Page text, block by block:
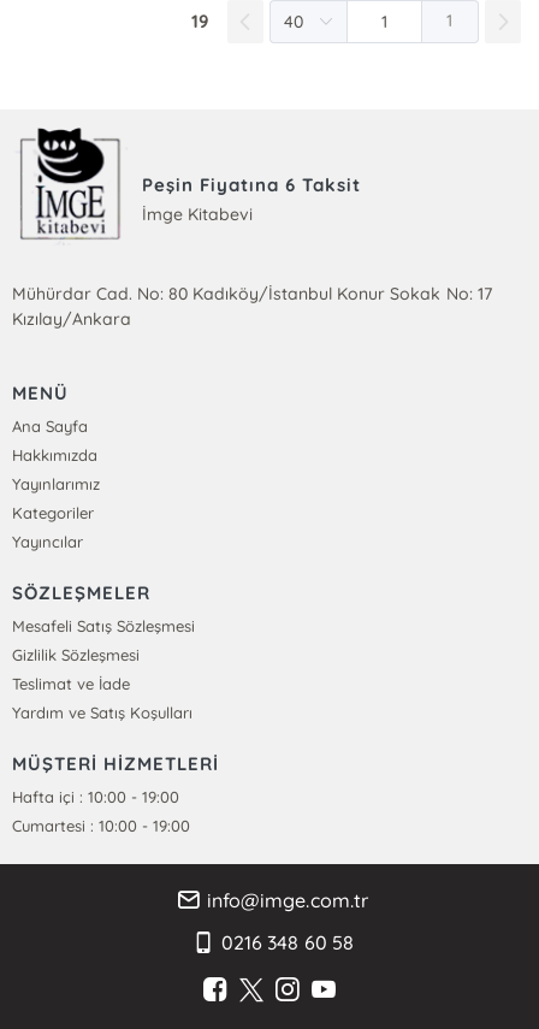
19 1
Peşin Fiyatına 6 Taksit
İmge Kitabevi
Mühürdar Cad. No: 80 Kadıköy/İstanbul Konur Sokak No: 17
Kızılay/Ankara
MENÜ
Ana Sayfa
Hakkımızda
Yayınlarımız
Kategoriler
Yayıncılar
SÖZLEŞMELER
Mesafeli Satış Sözleşmesi
Gizlilik Sözleşmesi
Teslimat ve İade
Yardım ve Satış Koşulları
MÜŞTERİ HİZMETLERİ
Hafta içi : 10:00 - 19:00
Cumartesi : 10:00 - 19:00
info@imge.com.tr
0216 348 60 58